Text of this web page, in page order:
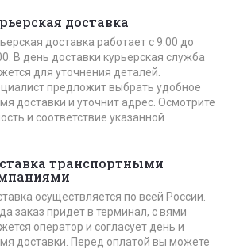
доставка
доставка работает с 9.00 до
В день доставки курьерская служба
для уточнения деталей.
предложит выбрать удобное
доставки и уточнит адрес. Осмотрите
и соответствие указанной
транспортными
осуществляется по всей России.
заказ придет в терминал, с вями
оператор и согласует день и
доставки. Перед оплатой вы можете